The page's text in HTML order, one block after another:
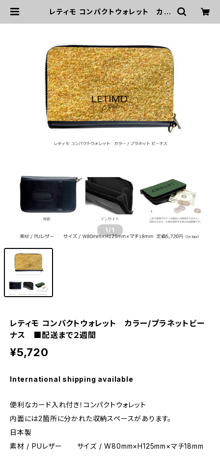
レティモ コンパクトウォレット カラ
1 /1
レティモ コンパクトウォレット カラー/プラネットビー
ナス ■配送まで２週間
¥5,720
International shipping available
便利なカード入れ付き！コンパクトウォレット
内面には2箇所に分かれた収納スペースがあります。
日本製
素材 / PUレザー サイズ / W80mm×H125mm×マチ18mm